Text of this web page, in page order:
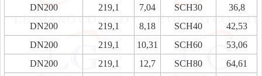
DN200
219,1 7,04 SCH30
36,8
DN200
219,1 8,18 SCH40
42,53
DN200
219,1 10,31 SCH60
53,06
DN200
219,1 12,7 SCH80
64,61